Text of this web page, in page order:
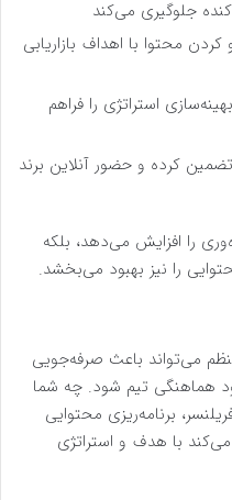
جلوگیری می‌کند
محتوا با اهداف بازاریابی
استراتژی را فراهم
کرده و حضور آنلاین برند
را افزایش می‌دهد، بلکه
را نیز بهبود می‌بخشد.
می‌تواند باعث صرفه‌جویی
هماهنگی تیم شود. چه شما
برنامه‌ریزی محتوایی
با هدف و استراتژی